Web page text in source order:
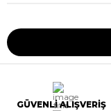
GÜVENLİ ALIŞVERİŞ